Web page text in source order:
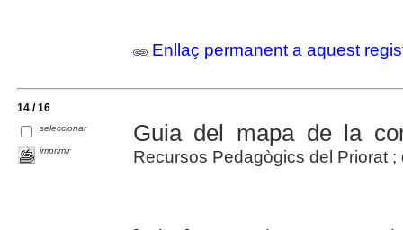
Enllaç permanent a aquest
14 / 16
seleccionar
imprimir
Guia del mapa de la
Recursos Pedagògics del Priorat